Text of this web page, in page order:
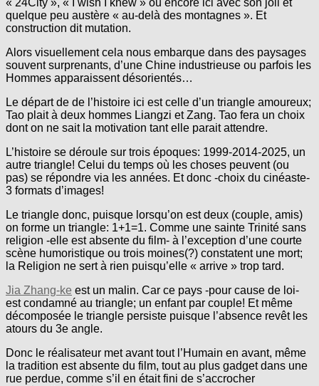
quelque peu austère « au-delà des montagnes ». Et
construction dit mutation.
Alors visuellement cela nous embarque dans des paysages
souvent surprenants, d’une Chine industrieuse ou parfois les
Hommes apparaissent désorientés…
Le départ de de l’histoire ici est celle d’un triangle amoureux;
Tao plait à deux hommes Liangzi et Zang. Tao fera un choix
dont on ne sait la motivation tant elle parait attendre.
L’histoire se déroule sur trois époques: 1999-2014-2025, un
autre triangle! Celui du temps où les choses peuvent (ou
pas) se répondre via les années. Et donc -choix du cinéaste-
3 formats d’images!
Le triangle donc, puisque lorsqu’on est deux (couple, amis)
on forme un triangle: 1+1=1. Comme une sainte Trinité sans
religion -elle est absente du film- à l’exception d’une courte
scène humoristique ou trois moines(?) constatent une mort;
la Religion ne sert à rien puisqu’elle « arrive » trop tard.
Jia Zhang-ke est un malin. Car ce pays -pour cause de loi-
est condamné au triangle; un enfant par couple! Et même
décomposée le triangle persiste puisque l’absence revêt les
atours du 3e angle.
Donc le réalisateur met avant tout l’Humain en avant, même
la tradition est absente du film, tout au plus gadget dans une
rue perdue, comme s’il en était fini de s’accrocher